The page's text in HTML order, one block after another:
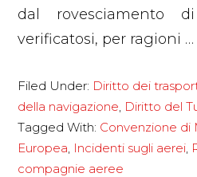
dal rovesciamento
verificatosi, per ragioni …
Filed Under: Diritto dei
della navigazione, Diritto del
Tagged With: Convenzione di
Europea, Incidenti sugli aerei,
compagnie aeree